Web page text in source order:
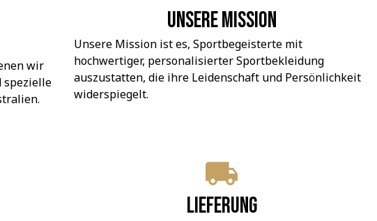
wir
spezielle
Unsere Mission
Unsere Mission ist es, Sportbegeisterte mit
hochwertiger, personalisierter Sportbekleidung
auszustatten, die ihre Leidenschaft und Persönlichkeit
widerspiegelt.
Lieferung